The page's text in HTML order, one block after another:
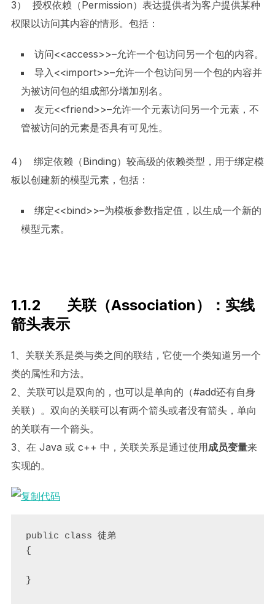
3） 授权依赖（Permission）表达提供者为客户提供某种
权限以访问其内容的情形。包括：
访问<<access>>–允许一个包访问另一个包的内容。
导入<<import>>–允许一个包访问另一个包的内容并
为被访问包的组成部分增加别名。
友元<<friend>>–允许一个元素访问另一个元素，不
管被访问的元素是否具有可见性。
4） 绑定依赖（Binding）较高级的依赖类型，用于绑定模
板以创建新的模型元素，包括：
绑定<<bind>>–为模板参数指定值，以生成一个新的
模型元素。
1.1.2 关联（Association）：实线
箭头表示
1、关联关系是类与类之间的联结，它使一个类知道另一个
类的属性和方法。
2、关联可以是双向的，也可以是单向的（#add还有自身
关联）。双向的关联可以有两个箭头或者没有箭头，单向
的关联有一个箭头。
3、在 Java 或 c++ 中，关联关系是通过使用成员变量来
实现的。
public class 徒弟
{
}